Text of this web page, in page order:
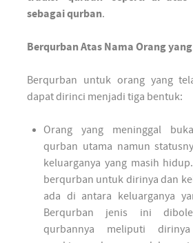
sebagai qurban.
Berqurban Atas Nama Orang
Berqurban untuk orang yang
dapat dirinci menjadi tiga bentuk:
Orang yang meninggal
qurban utama namun
keluarganya yang masih
berqurban untuk dirinya dan
ada di antara keluarganya
Berqurban jenis ini
qurbannya meliputi